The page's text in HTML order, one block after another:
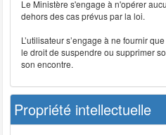
Le Ministère s'engage à n'opérer
dehors des cas prévus par la loi.
L’utilisateur s’engage à ne fournir
le droit de suspendre ou supprimer
son encontre.
Propriété intellectuelle